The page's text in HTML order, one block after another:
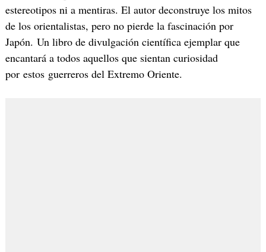
estereotipos ni a mentiras. El autor deconstruye los mitos
de los orientalistas, pero no pierde la fascinación por
Japón. Un libro de divulgación científica ejemplar que
encantará a todos aquellos que sientan curiosidad
por estos guerreros del Extremo Oriente.